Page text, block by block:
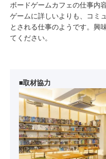
ボードゲームカフェの仕事内
ゲームに詳しいよりも、コミ
とされる仕事のようです。興
てください。
■取材協力